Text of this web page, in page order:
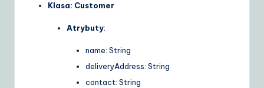
Klasa: Customer
Atrybuty:
name: String
deliveryAddress: String
contact: String